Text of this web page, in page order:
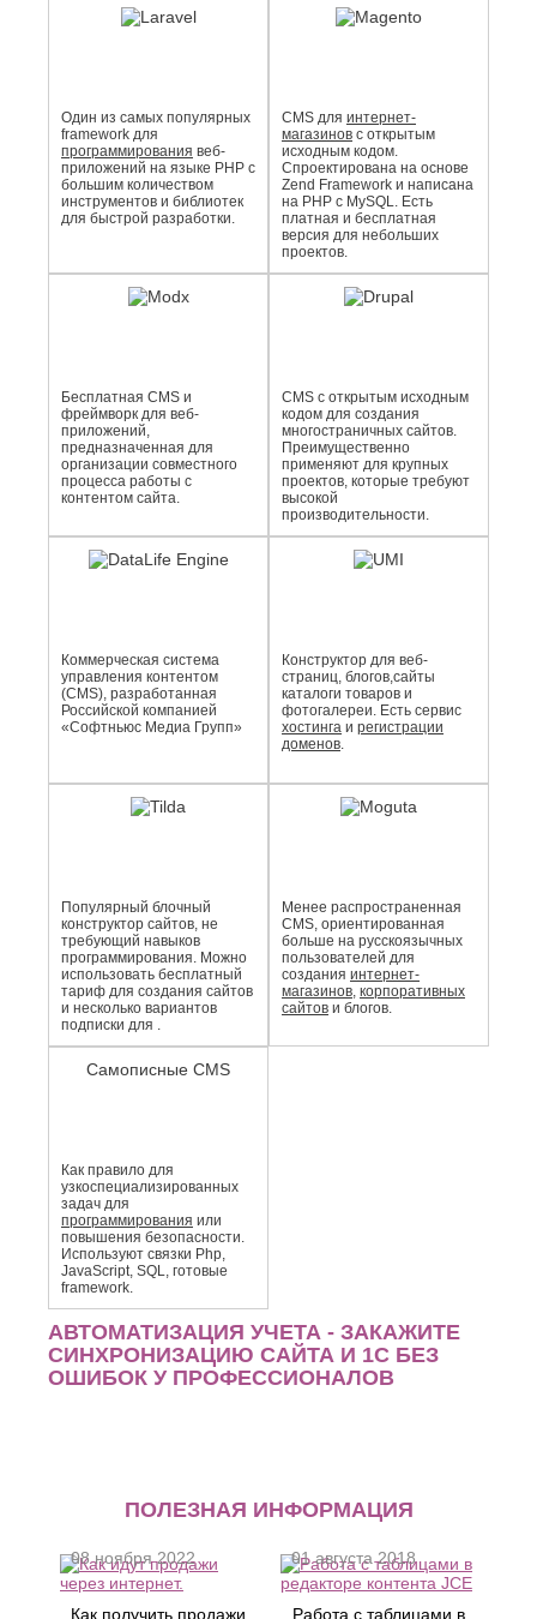
Один из самых популярных
framework для
программирования веб-
приложений на языке PHP с
большим количеством
инструментов и библиотек
для быстрой разработки.
CMS для интернет-
магазинов с открытым
исходным кодом.
Спроектирована на основе
Zend Framework и написана
на PHP с MySQL. Есть
платная и бесплатная
версия для небольших
проектов.
Бесплатная CMS и
фреймворк для веб-
приложений,
предназначенная для
организации совместного
процесса работы с
контентом сайта.
CMS с открытым исходным
кодом для создания
многостраничных сайтов.
Преимущественно
применяют для крупных
проектов, которые требуют
высокой
производительности.
Коммерческая система
управления контентом
(CMS), разработанная
Российской компанией
«Софтньюс Медиа Групп»
Конструктор для веб-
страниц, блогов,сайты
каталоги товаров и
фотогалереи. Есть сервис
хостинга и регистрации
доменов.
Популярный блочный
конструктор сайтов, не
требующий навыков
программирования. Можно
использовать бесплатный
тариф для создания сайтов
и несколько вариантов
подписки для .
Менее распро­страненная
CMS, ориентированная
больше на русскоязычных
пользователей для
создания интернет-
магазинов, корпоративных
сайтов и блогов.
Самописные CMS
Как правило для
узкоспециали­зированных
задач для
программирования или
повышения безопасности.
Используют связки Php,
JavaScript, SQL, готовые
framework.
АВТОМАТИЗАЦИЯ УЧЕТА - ЗАКАЖИТЕ
СИНХРОНИЗАЦИЮ САЙТА И 1С БЕЗ
ОШИБОК У ПРОФЕССИОНАЛОВ
ПОЛЕЗНАЯ ИНФОРМАЦИЯ
Как получить продажи
08 ноября 2022
Работа с таблицами в
01 августа 2018